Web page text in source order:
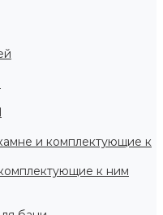
и комплектующие к
к ним